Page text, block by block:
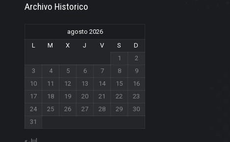
Archivo Historico
agosto 2026
L
M X J V S
D
1
2
3
4 5 6 7 8
9
10
11 12 13 14 15
16
17
18 19 20 21 22
23
24
25 26 27 28 29
30
31